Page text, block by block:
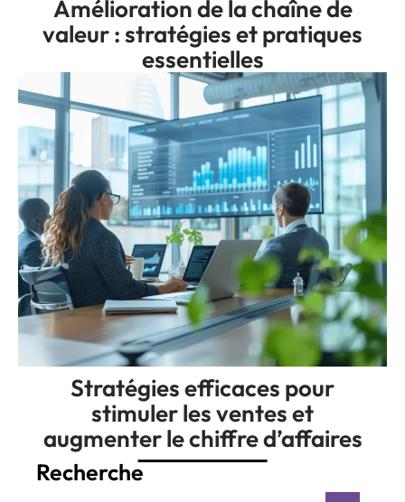
Amélioration de la chaîne de
valeur : stratégies et pratiques
essentielles
Stratégies efficaces pour
stimuler les ventes et
augmenter le chiffre d’affaires
Recherche